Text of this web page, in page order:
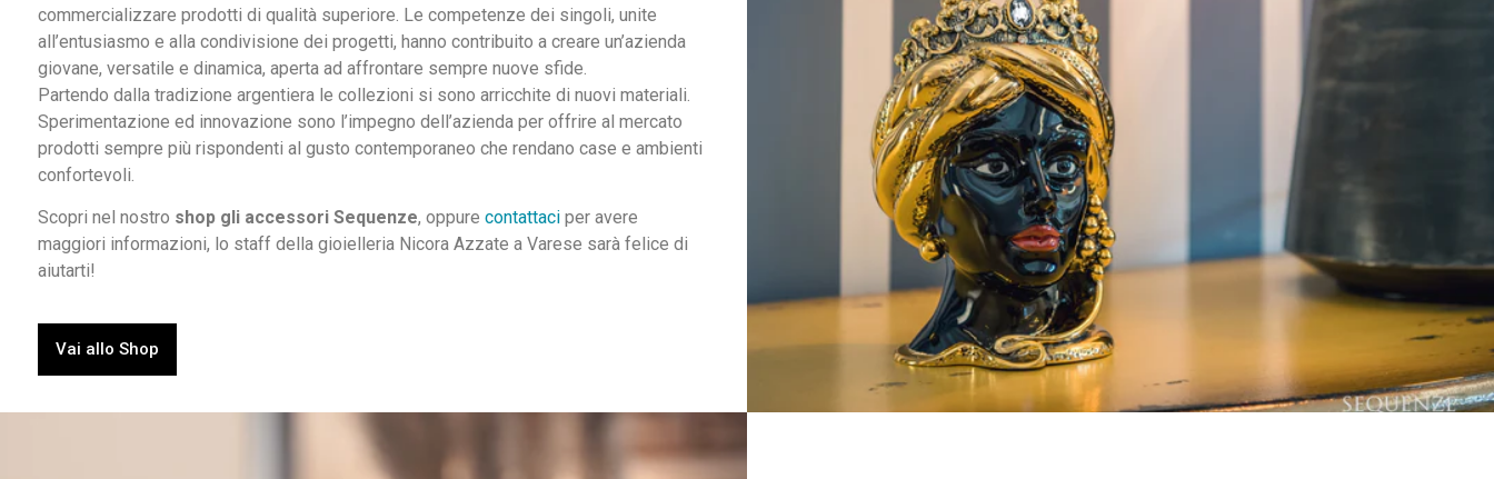
commercializzare prodotti di qualità superiore. Le competenze dei singoli, unite
all’entusiasmo e alla condivisione dei progetti, hanno contribuito a creare un’azienda
giovane, versatile e dinamica, aperta ad affrontare sempre nuove sfide.
Partendo dalla tradizione argentiera le collezioni si sono arricchite di nuovi materiali.
Sperimentazione ed innovazione sono l’impegno dell’azienda per offrire al mercato
prodotti sempre più rispondenti al gusto contemporaneo che rendano case e ambienti
confortevoli.
Scopri nel nostro shop gli accessori Sequenze, oppure contattaciper avere
maggiori informazioni, lo staff della gioielleria Nicora Azzate a Varese sarà felice di
aiutarti!
Vai allo Shop